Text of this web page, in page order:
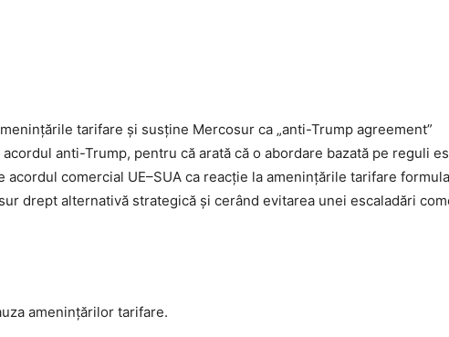
anti-Trump, pentru că arată că o abordare bazată pe reguli
comercial UE–SUA ca reacție la amenințările tarifare
drept alternativă strategică și cerând evitarea unei escaladări
amenințărilor tarifare.